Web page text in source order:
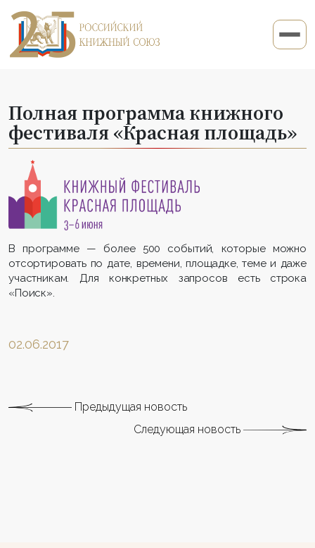
Полная программа книжного
фестиваля «Красная площадь»
В программе — более 500 событий, которые можно
отсортировать по дате, времени, площадке, теме и даже
участникам. Для конкретных запросов есть строка
«Поиск».
02.06.2017
Предыдущая новость
Следующая новость